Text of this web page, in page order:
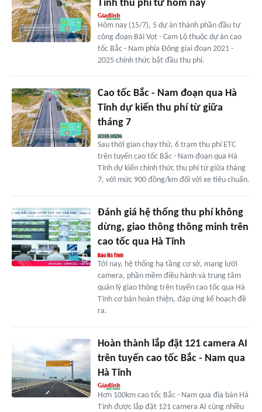
Tĩnh thu phí từ hôm nay
Hôm nay (15/7), 5 dự án thành phần đầu tư
công đoạn Bãi Vọt - Cam Lộ thuộc dự án cao
tốc Bắc - Nam phía Đông giai đoạn 2021 -
2025 chính thức bắt đầu thu phí.
Cao tốc Bắc - Nam đoạn qua Hà
Tĩnh dự kiến thu phí từ giữa
tháng 7
Sau thời gian chạy thử, 6 trạm thu phí ETC
trên tuyến cao tốc Bắc - Nam đoạn qua Hà
Tĩnh dự kiến chính thức thu phí từ giữa tháng
7, với mức 900 đồng/km đối với xe tiêu chuẩn.
Đánh giá hệ thống thu phí không
dừng, giao thông thông minh trên
cao tốc qua Hà Tĩnh
Tới nay, hệ thống hạ tầng cơ sở, mạng lưới
camera, phần mềm điều hành và trung tâm
quản lý giao thông trên tuyến cao tốc qua Hà
Tĩnh cơ bản hoàn thiện, đáp ứng kế hoạch đề
ra.
Hoàn thành lắp đặt 121 camera AI
trên tuyến cao tốc Bắc - Nam qua
Hà Tĩnh
Hơn 100km cao tốc Bắc - Nam qua địa bàn Hà
Tĩnh được lắp đặt 121 camera AI cùng nhiều